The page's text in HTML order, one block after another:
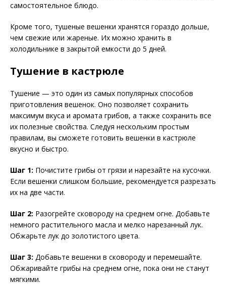
самостоятельное блюдо.
Кроме того, тушеные вешенки хранятся гораздо дольше,
чем свежие или жареные. Их можно хранить в
холодильнике в закрытой емкости до 5 дней.
Тушение в кастрюле
Тушение — это один из самых популярных способов
приготовления вешенок. Оно позволяет сохранить
максимум вкуса и аромата грибов, а также сохранить все
их полезные свойства. Следуя нескольким простым
правилам, вы сможете готовить вешенки в кастрюле
вкусно и быстро.
Шаг 1: Почистите грибы от грязи и нарезайте на кусочки.
Если вешенки слишком большие, рекомендуется разрезать
их на две части.
Шаг 2: Разогрейте сковороду на среднем огне. Добавьте
немного растительного масла и мелко нарезанный лук.
Обжарьте лук до золотистого цвета.
Шаг 3: Добавьте вешенки в сковороду и перемешайте.
Обжаривайте грибы на среднем огне, пока они не станут
мягкими.